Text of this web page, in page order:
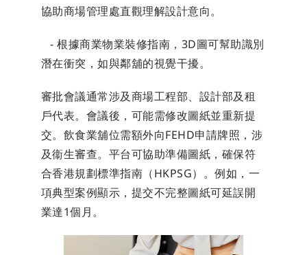
協助商場管理處直觀理解設計意向。
- 根據商業物業裝修指南，3D圖可幫助識別
潛在衝突，如與鄰舖的視覺干擾。
審批會議通常涉及商場工程部、設計部及租
戶代表。會議後，可能需修改圖紙並重新提
交。飲食業舖位需額外向FEHD申請牌照，涉
及衞生審查。平台可協助準備圖紙，確保符
合香港規劃標準指南（HKPSG）。例如，一
項典型案例顯示，提交不完整圖紙可延誤開
業達1個月。